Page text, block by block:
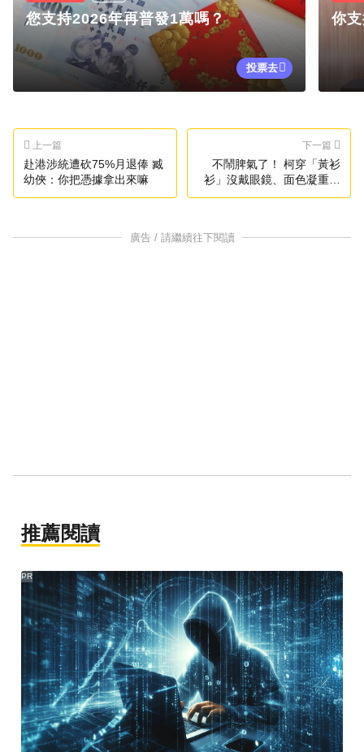
您支持2026年再普發1萬嗎？
投票去
你
上一篇
赴港涉統遭砍75%月退俸 臧
幼俠：你把憑據拿出來嘛
下一篇
不鬧脾氣了！ 柯穿「黃衫
衫」沒戴眼鏡、面色凝重被
提訊
廣告 / 請繼續往下閱讀
推薦閱讀
PR